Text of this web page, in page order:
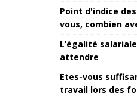
Point d'indice
vous, combien
L’égalité
attendre
Etes-vous
travail lors des